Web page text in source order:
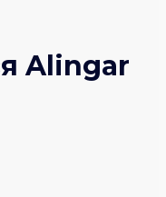
Alingar